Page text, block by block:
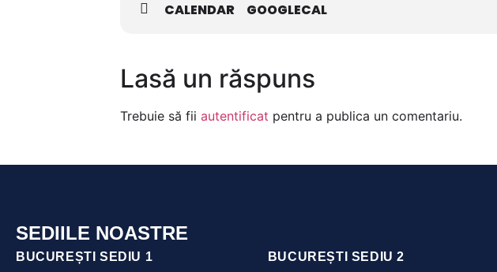
CALENDAR GOOGLECAL
Lasă un răspuns
Trebuie să fii autentificat pentru a publica un comentariu.
SEDIILE NOASTRE
BUCUREȘTI SEDIU 1 BUCUREȘTI SEDIU 2